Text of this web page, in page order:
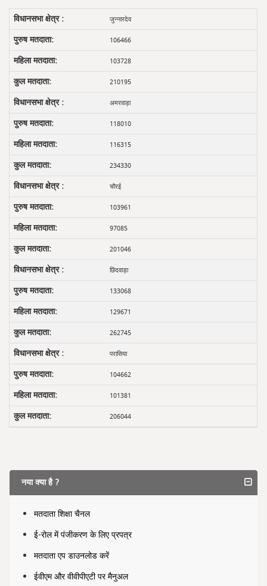
जुन्नारदेव
106466
103728
210195
अमरवाड़ा
118010
116315
234330
चौरई
103961
97085
201046
छिंदवाड़ा
133068
129671
262745
परासिया
104662
101381
206044
नया क्या है ?
मतदाता शिक्षा चैनल
ई-रोल में पंजीकरण के लिए प्रपत्र
मतदाता एप डाउनलोड करें
ईवीएम और वीवीपीएटी पर मैनुअल